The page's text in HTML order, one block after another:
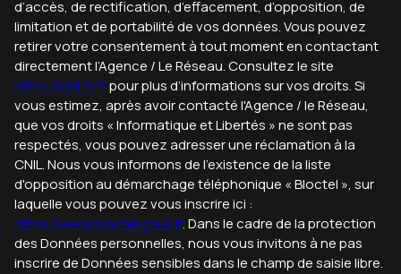
d’accès, de rectification, d’effacement, d’opposition, de
limitation et de portabilité de vos données. Vous pouvez
retirer votre consentement à tout moment en contactant
directement l’Agence / Le Réseau. Consultez le site
https://cnil.fr/frpour plus d’informations sur vos droits. Si
vous estimez, après avoir contacté l'Agence / le Réseau,
que vos droits « Informatique et Libertés » ne sont pas
respectés, vous pouvez adresser une réclamation à la
CNIL. Nous vous informons de l’existence de la liste
d'opposition au démarchage téléphonique « Bloctel », sur
laquelle vous pouvez vous inscrire ici :
https://www.bloctel.gouv.fr. Dans le cadre de la protection
des Données personnelles, nous vous invitons à ne pas
inscrire de Données sensibles dans le champ de saisie libre.